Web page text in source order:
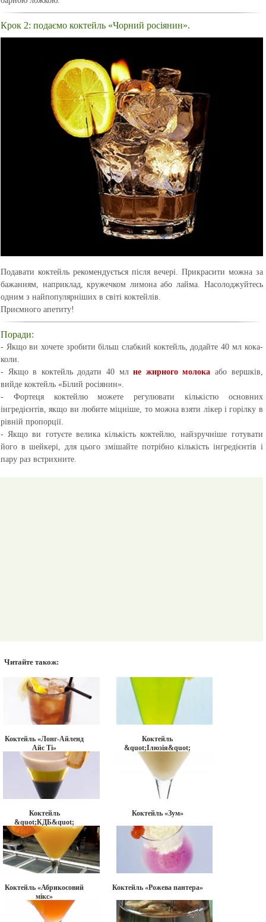
Крок 2: подаємо коктейль «Чорний росіянин».
Подавати коктейль рекомендується після вечері. Прикрасити можна за
бажанням, наприклад, кружечком лимона або лайма. Насолоджуйтесь
одним з найпопулярніших в світі коктейлів.
Приємного апетиту!
Поради:
- Якщо ви хочете зробити більш слабкий коктейль, додайте 40 мл кока-
коли.
- Якщо в коктейль додати 40 млне жирного молока або вершків,
вийде коктейль «Білий росіянин».
- Фортеця коктейлю можете регулювати кількістю основних
інгредієнтів, якщо ви любите міцніше, то можна взяти лікер і горілку в
рівній пропорції.
- Якщо ви готуєте велика кількість коктейлю, найзручніше готувати
його в шейкері, для цього змішайте потрібно кількість інгредієнтів і
пару раз встрихните.
Читайте також:
Коктейль «Лонг-Айленд
Айс Ті»
Коктейль
&quot;Ілюзія&quot;
Коктейль
&quot;КДБ&quot;
Коктейль «Зум»
Коктейль «Абрикосовий
мікс»
Коктейль «Рожева пантера»